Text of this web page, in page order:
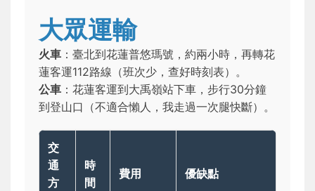
大眾運輸
火車 ：臺北到花蓮普悠瑪號，約兩小時，再轉花
蓮客運112路線（班次少，查好時刻表）。
公車 ：花蓮客運到大禹嶺站下車，步行30分鐘
到登山口（不適合懶人，我走過一次腿快斷）。
交
通
方
時
間
費用 優缺點